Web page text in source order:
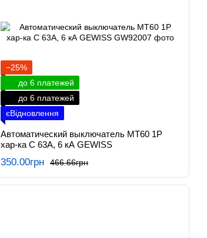
−25%
до 6 платежей
до 6 платежей
єВідновлення
Автоматический выключатель МТ60 1P
хар-ка C 63А, 6 кА GEWISS
466.66грн
350.00грн